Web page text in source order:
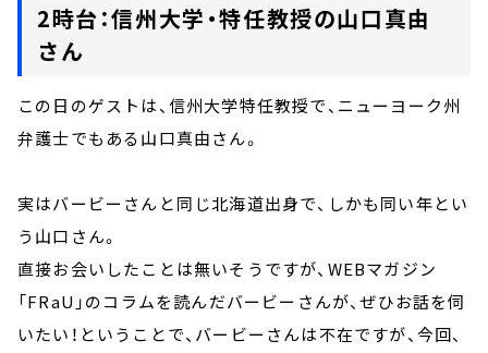
2時台：信州大学・特任教授の山口真由
さん
この日のゲストは、信州大学特任教授で、ニューヨーク州
弁護士でもある山口真由さん。
実はバービーさんと同じ北海道出身で、しかも同い年とい
う山口さん。
直接お会いしたことは無いそうですが、WEBマガジン
「FRaU」のコラムを読んだバービーさんが、ぜひお話を伺
いたい！ということで、バービーさんは不在ですが、今回、